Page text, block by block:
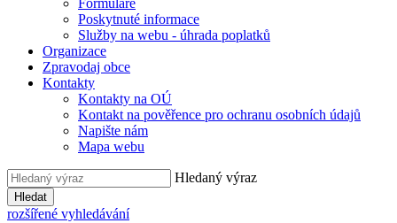
Formuláře
Poskytnuté informace
Služby na webu - úhrada poplatků
Organizace
Zpravodaj obce
Kontakty
Kontakty na OÚ
Kontakt na pověřence pro ochranu osobních údajů
Napište nám
Mapa webu
Hledaný výraz
Hledat
rozšířené vyhledávání